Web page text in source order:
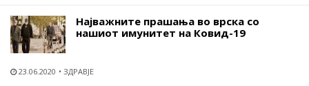
Најважните прашања во врска со
нашиот имунитет на Ковид-19
23.06.2020 ЗДРАВЈЕ